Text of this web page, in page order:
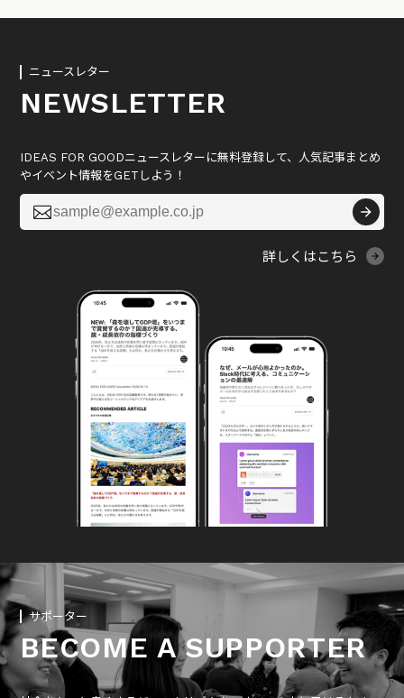
ニュースレター
NEWSLETTER
IDEAS FOR GOODニュースレターに無料登録して、人気記事まとめ
やイベント情報をGETしよう！

詳しくはこちら
サポーター
BECOME A SUPPORTER